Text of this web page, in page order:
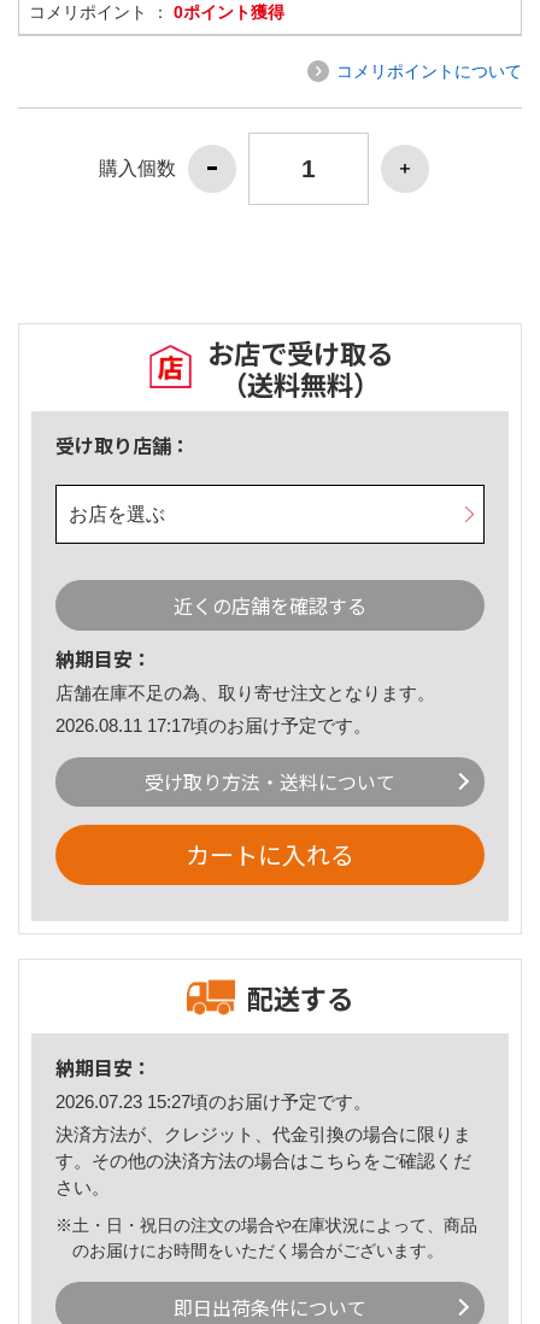
コメリポイント ： 0ポイント獲得
コメリポイントについて
購入個数
お店で受け取る
（送料無料）
受け取り店舗：
お店を選ぶ
近くの店舗を確認する
納期目安：
店舗在庫不足の為、取り寄せ注文となります。
2026.08.11 17:17頃のお届け予定です。
受け取り方法・送料について
カートに入れる
配送する
納期目安：
2026.07.23 15:27頃のお届け予定です。
決済方法が、クレジット、代金引換の場合に限りま
す。その他の決済方法の場合はこちら をご確認くだ
さい。
※土・日・祝日の注文の場合や在庫状況によって、商品
のお届けにお時間をいただく場合がございます。
即日出荷条件について